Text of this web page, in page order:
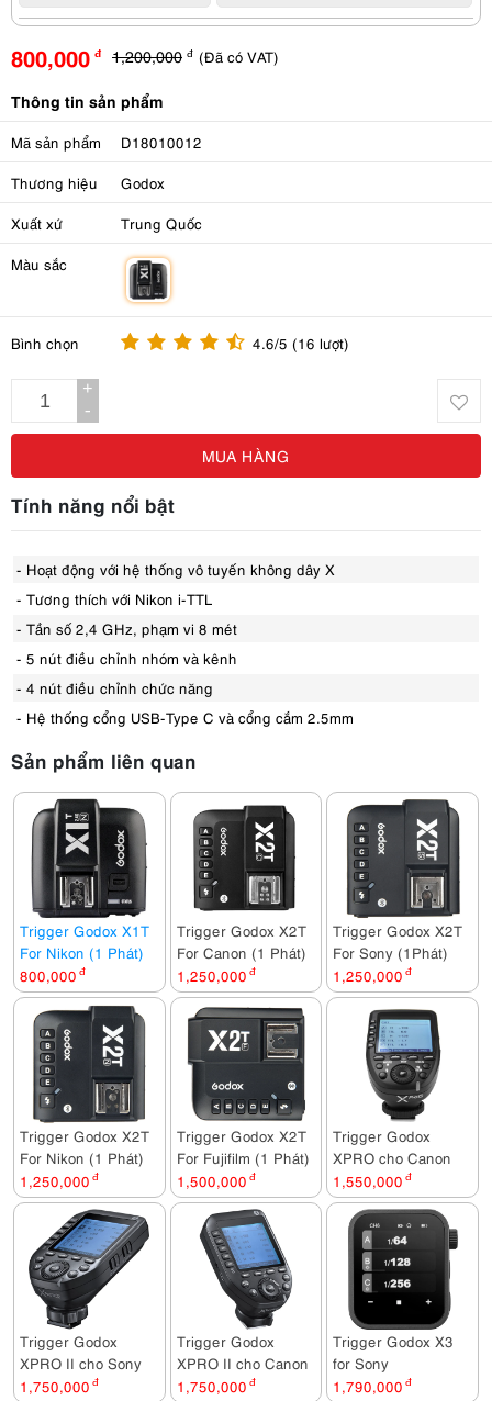
800,000 đ 1,200,000 đ (Đã có VAT)
Thông tin sản phẩm
Mã sản phẩm D18010012
Thương hiệu Godox
Xuất xứ Trung Quốc
Màu sắc
Bình chọn 4.6/5 (16 lượt)
+
-
MUA HÀNG
Tính năng nổi bật
- Hoạt động với hệ thống vô tuyến không dây X
- Tương thích với Nikon i-TTL
- Tần số 2,4 GHz, phạm vi 8 mét
- 5 nút điều chỉnh nhóm và kênh
- 4 nút điều chỉnh chức năng
- Hệ thống cổng USB-Type C và cổng cắm 2.5mm
Sản phẩm liên quan
Trigger Godox X1T
For Nikon (1 Phát)
800,000 đ
Trigger Godox X2T
For Canon (1 Phát)
1,250,000 đ
Trigger Godox X2T
For Sony (1Phát)
1,250,000 đ
Trigger Godox X2T
For Nikon (1 Phát)
1,250,000 đ
Trigger Godox X2T
For Fujifilm (1 Phát)
1,500,000 đ
Trigger Godox
XPRO cho Canon
1,550,000 đ
Trigger Godox
XPRO II cho Sony
1,750,000 đ
Trigger Godox
XPRO II cho Canon
1,750,000 đ
Trigger Godox X3
for Sony
1,790,000 đ